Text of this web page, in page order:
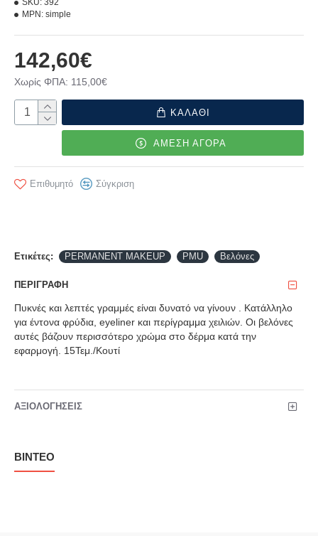
142,60€
Χωρίς ΦΠΑ: 115,00€
SKU: 392
MPN: simple
ΚΑΛΑΘΙ
ΑΜΕΣΗ ΑΓΟΡΑ
Επιθυμητό Σύγκριση
Ετικέτες: PERMANENT MAKEUP PMU Βελόνες
ΠΕΡΙΓΡΑΦΉ
Πυκνές και λεπτές γραμμές είναι δυνατό να γίνουν . Κατάλληλο
για έντονα φρύδια, eyeliner και περίγραμμα χειλιών. Οι βελόνες
αυτές βάζουν περισσότερο χρώμα στο δέρμα κατά την
εφαρμογή. 15Τεμ./Κουτί
ΑΞΙΟΛΟΓΉΣΕΙΣ
ΒΊΝΤΕΟ